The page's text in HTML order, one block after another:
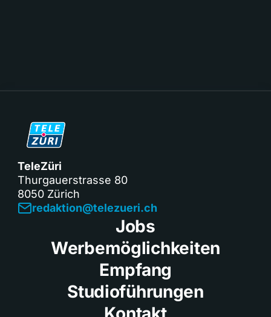
TeleZüri
Thurgauerstrasse 80
8050 Zürich
redaktion@telezueri.ch
Jobs
Werbemöglichkeiten
Empfang
Studioführungen